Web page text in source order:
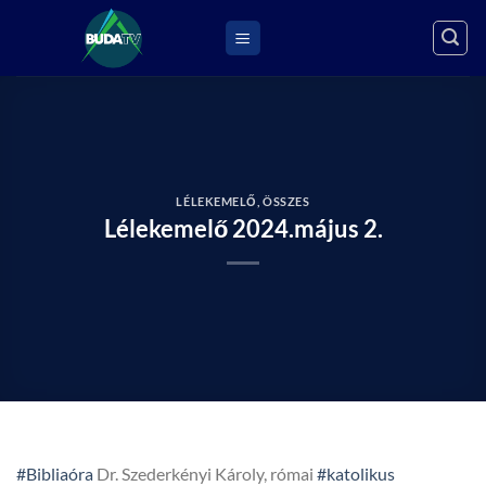
LÉLEKEMELŐ ,ÖSSZES
Lélekemelő 2024.május 2.
#Bibliaóra Dr. Szederkényi Károly, római #katolikus